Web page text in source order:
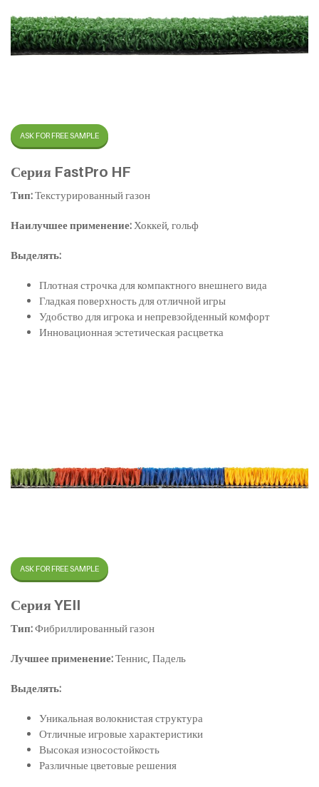
ASK FOR FREE SAMPLE
Серия FastPro HF
Тип:Текстурированный газон
Наилучшее применение: Хоккей, гольф
Выделять:
Плотная строчка для компактного внешнего вида
Гладкая поверхность для отличной игры
Удобство для игрока и непревзойденный комфорт
Инновационная эстетическая расцветка
ASK FOR FREE SAMPLE
Серия YEII
Тип:Фибриллированный газон
Лучшее применение:Теннис, Падель
Выделять:
Уникальная волокнистая структура
Отличные игровые характеристики
Высокая износостойкость
Различные цветовые решения